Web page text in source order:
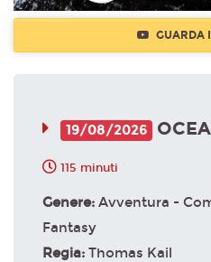
GUARDA
19/08/2026
115 minuti
Genere: Avventura -
Fantasy
Regia: Thomas Kail